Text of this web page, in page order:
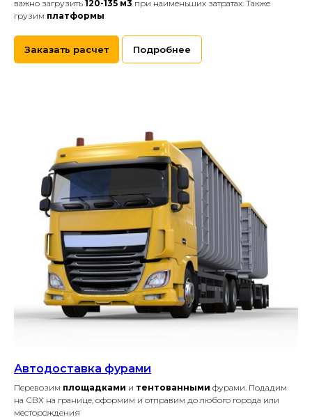
важно загрузить 120-135 м3 при наименьших затратах. Также
грузим платформы
Заказать расчет Подробнее
Автодоставка фурами
Перевозим площадками и тентованными фурами. Подадим
на СВХ на границе, оформим и отправим до любого города или
месторождения